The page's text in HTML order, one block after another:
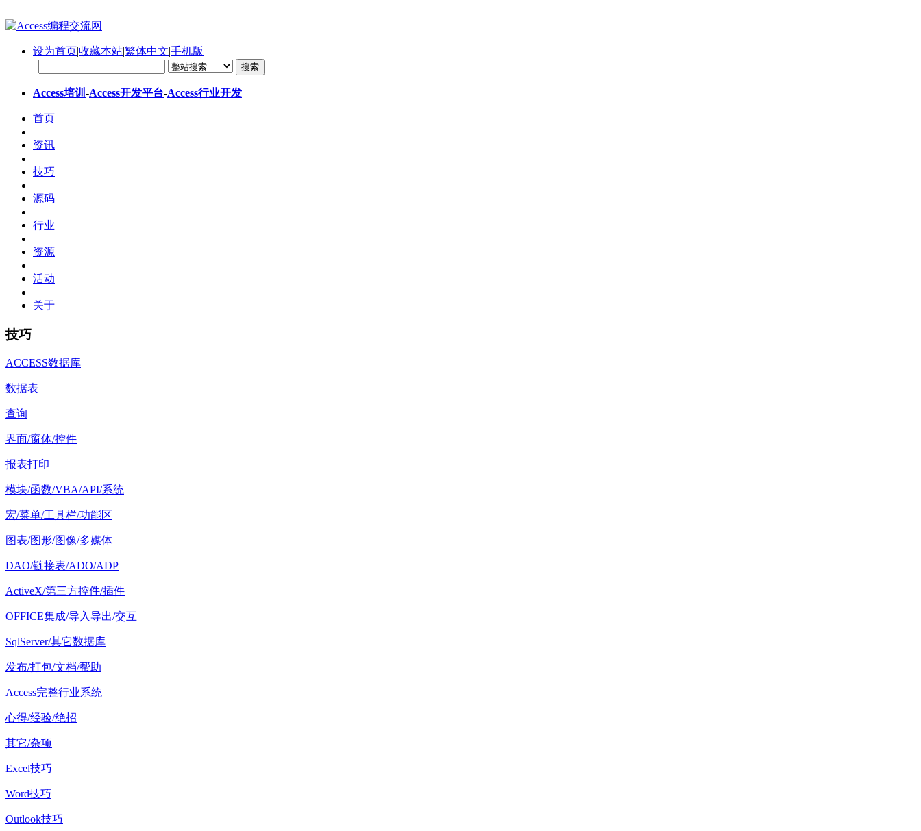
设为首页|收藏本站|繁体中文|手机版
Access培训 -Access开发平台-Access行业开发
首页
资讯
技巧
源码
行业
资源
活动
关于
技巧
ACCESS数据库
数据表
查询
界面/窗体/控件
报表打印
模块/函数/VBA/API/系统
宏/菜单/工具栏/功能区
图表/图形/图像/多媒体
DAO/链接表/ADO/ADP
ActiveX/第三方控件/插件
OFFICE集成/导入导出/交互
SqlServer/其它数据库
发布/打包/文档/帮助
Access完整行业系统
心得/经验/绝招
其它/杂项
Excel技巧
Word技巧
Outlook技巧